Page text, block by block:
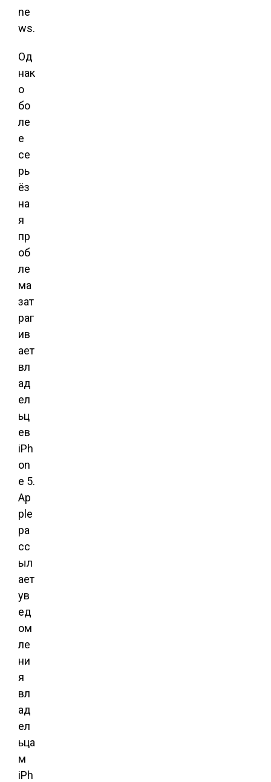
ne
ws.
Од
нак
о
бо
ле
е
се
рь
ёз
на
я
пр
об
ле
ма
зат
раг
ив
ает
вл
ад
ел
ьц
ев
iPh
on
e 5.
Ap
ple
ра
сс
ыл
ает
ув
ед
ом
ле
ни
я
вл
ад
ел
ьца
м
iPh